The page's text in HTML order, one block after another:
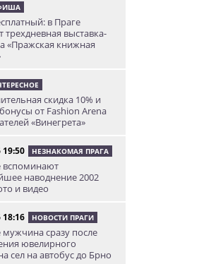
в Праге
трехдневная выставка-
«Пражская книжная
скидка 10% и
от Fashion Arena
«Винегрета»
19:50 НЕЗНАКОМАЯ ПРАГА
вспоминают
наводнение 2002
и видео
18:16 НОВОСТИ ПРАГИ
мужчина сразу после
ювелирного
сел на автобус до Брно